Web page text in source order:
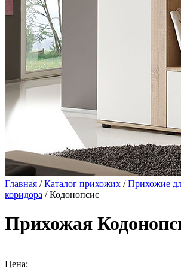
Главная /Каталог прихожих /Прихожие
коридора / Кодонопсис
Прихожая
Цена: